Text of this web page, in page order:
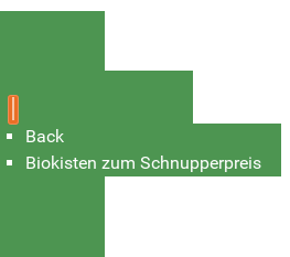
Back
Biokisten zum Schnupperpreis